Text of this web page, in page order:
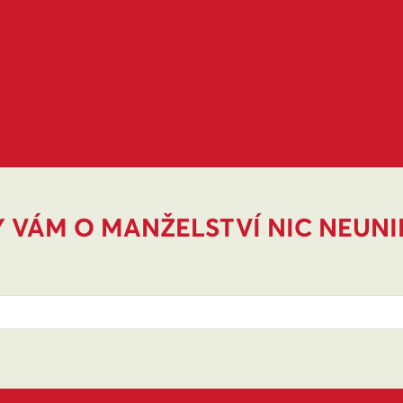
VÁM O MANŽELSTVÍ NIC